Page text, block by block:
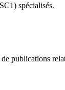
spécialisés.
publications